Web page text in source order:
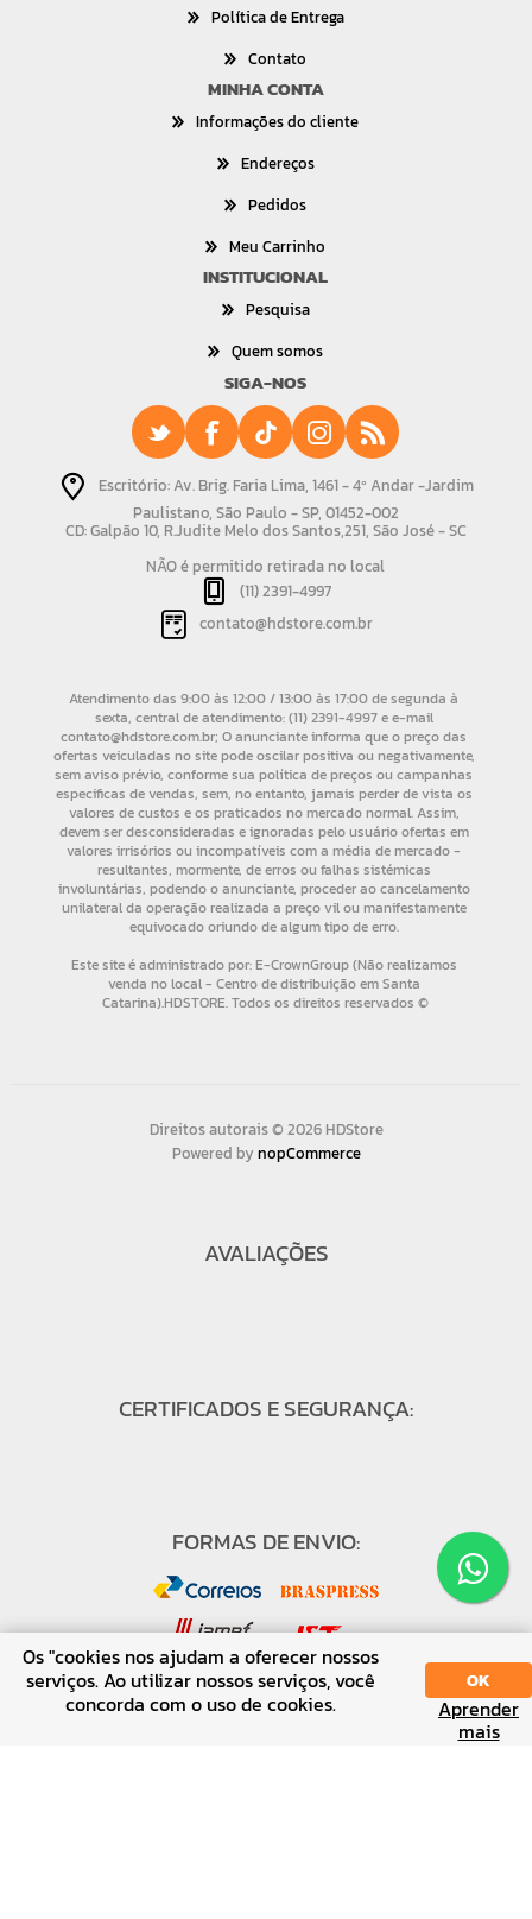
Política de Entrega
Contato
MINHA CONTA
Informações do cliente
Endereços
Pedidos
Meu Carrinho
INSTITUCIONAL
Pesquisa
Quem somos
SIGA-NOS
Escritório: Av. Brig. Faria Lima, 1461 - 4º Andar -Jardim
Paulistano, São Paulo - SP, 01452-002
CD: Galpão 10, R.Judite Melo dos Santos,251, São José - SC
NÃO é permitido retirada no local
(11) 2391-4997
contato@hdstore.com.br
Direitos autorais © 2026 HDStore
Powered bynopCommerce
AVALIAÇÕES
CERTIFICADOS E SEGURANÇA:
FORMAS DE ENVIO:
Os "cookies nos ajudam a oferecer nossos
serviços. Ao utilizar nossos serviços, você
concorda com o uso de cookies.
OK
Aprender
mais